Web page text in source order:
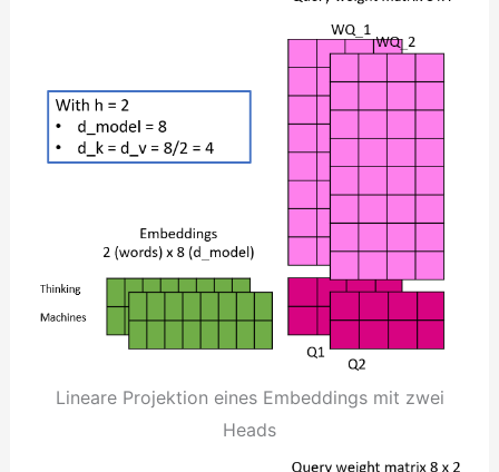
Lineare Projektion eines Embeddings mit zwei
Heads